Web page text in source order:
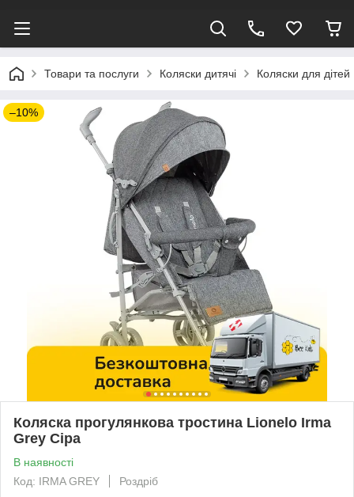
Товари та послуги Коляски дитячі Коляски для
–10%
Коляска прогулянкова тростина Lionelo Irma
Grey Сіра
В наявності
Код: IRMA GREY
Роздріб